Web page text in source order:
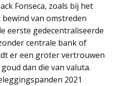
Fonseca, zoals bij het
van omstreden
eerste gedecentraliseerde
centrale bank of
er een groter vertrouwen
dan die van valuta.
2021